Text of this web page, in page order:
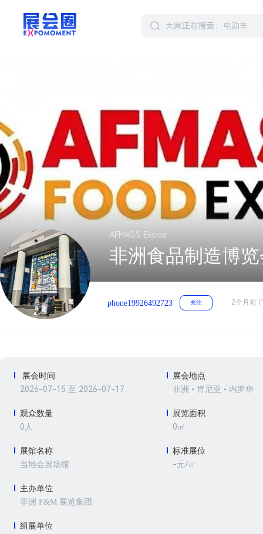
AFMASS Expos
非洲食品制造博
phone19926492723 关注 2个月前
展会时间
2026-07-15 至 2026-07-17
展会地点
非洲 • 肯尼亚 • 内罗华
观众数量
0人
展览面积
0㎡
展馆名称
当地会展场馆
标准展位
-元/㎡
主办单位
非洲 F&M 展览集团
组展单位